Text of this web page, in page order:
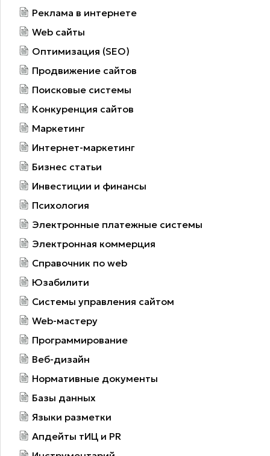
Реклама в интернете
Web сайты
Оптимизация (SEO)
Продвижение сайтов
Поисковые системы
Конкуренция сайтов
Маркетинг
Интернет-маркетинг
Бизнес статьи
Инвестиции и финансы
Психология
Электронные платежные системы
Электронная коммерция
Справочник по web
Юзабилити
Системы управления сайтом
Web-мастеру
Программирование
Веб-дизайн
Нормативные документы
Базы данных
Языки разметки
Апдейты тИЦ и PR